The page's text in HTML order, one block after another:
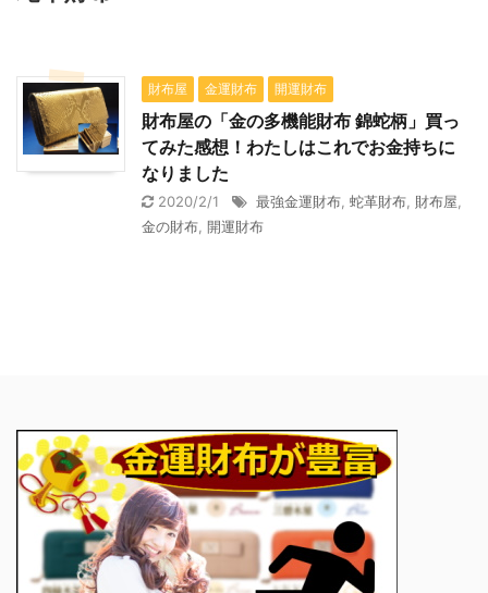
財布屋 金運財布 開運財布
財布屋の「金の多機能財布 錦蛇柄」買っ
てみた感想！わたしはこれでお金持ちに
なりました
2020/2/1 最強金運財布 蛇革財布 財布屋
金の財布 開運財布